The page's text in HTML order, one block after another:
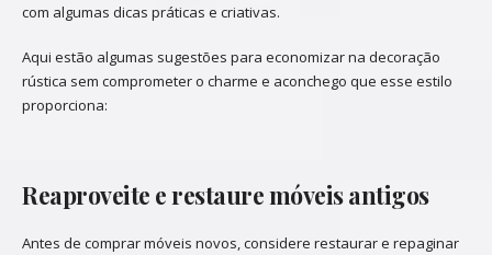
com algumas dicas práticas e criativas.
Aqui estão algumas sugestões para economizar na decoração
rústica sem comprometer o charme e aconchego que esse estilo
proporciona:
Reaproveite e restaure móveis antigos
Antes de comprar móveis novos, considere restaurar e repaginar